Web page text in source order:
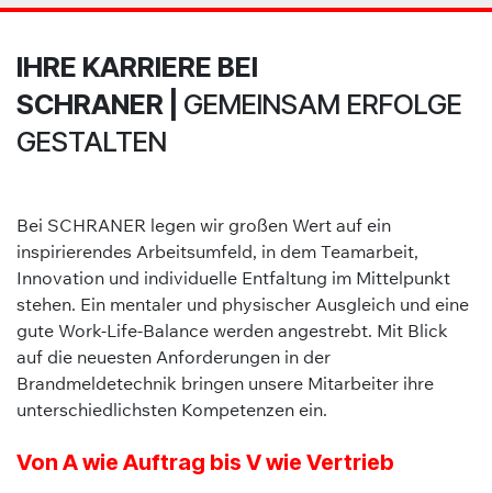
IHRE KARRIERE BEI
SCHRANER | GEMEINSAM ERFOLGE
GESTALTEN
Bei SCHRANER legen wir großen Wert auf ein
inspirierendes Arbeitsumfeld, in dem Teamarbeit,
Innovation und individuelle Entfaltung im Mittelpunkt
stehen. Ein mentaler und physischer Ausgleich und eine
gute Work-Life-Balance werden angestrebt. Mit Blick
auf die neuesten Anforderungen in der
Brandmeldetechnik bringen unsere Mitarbeiter ihre
unterschiedlichsten Kompetenzen ein.
Von A wie Auftrag bis V wie Vertrieb